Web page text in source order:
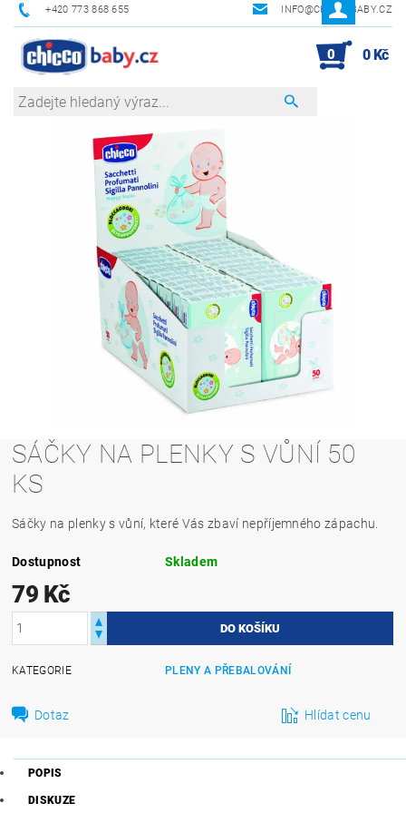
+420 773 868 655 INFO@CHICCOBABY.CZ
0 0 Kč
SÁČKY NA PLENKY S VŮNÍ 50
KS
Sáčky na plenky s vůní, které Vás zbaví nepříjemného zápachu.
Dostupnost Skladem
79 Kč
KATEGORIE PLENY A PŘEBALOVÁNÍ
Dotaz Hlídat cenu
POPIS
DISKUZE